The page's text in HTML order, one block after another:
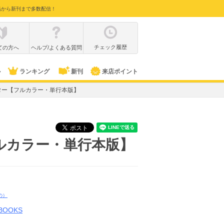
ら新刊まで多数配信！
の方へ ヘルプ/よくある質問 チェック履歴
ランキング 新刊 来店ポイント
【フルカラー・単行本版】
ラー・単行本版】
）